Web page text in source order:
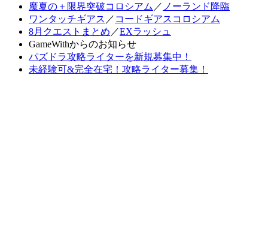
魔夏の＋限界突破コロシアム ／ ノーランド降臨
ワンタッチギアス ／ コードギアスコロシアム
8月クエストまとめ ／EXラッシュ
GameWithからのお知らせ
パズドラ攻略ライターを新規募集中！
未経験可&完全在宅！攻略ライター募集！